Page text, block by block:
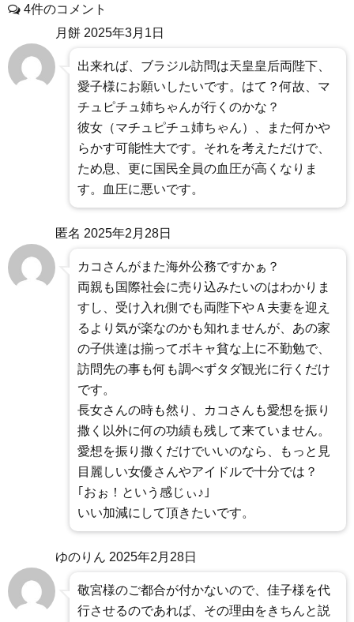
4件のコメント
月餅 2025年3月1日
出来れば、ブラジル訪問は天皇皇后両陛下、
愛子様にお願いしたいです。はて？何故、マ
チュピチュ姉ちゃんが行くのかな？
彼女（マチュピチュ姉ちゃん）、また何かや
らかす可能性大です。それを考えただけで、
ため息、更に国民全員の血圧が高くなりま
す。血圧に悪いです。
匿名 2025年2月28日
カコさんがまた海外公務ですかぁ？
両親も国際社会に売り込みたいのはわかりま
すし、受け入れ側でも両陛下やＡ夫妻を迎え
るより気が楽なのかも知れませんが、あの家
の子供達は揃ってボキャ貧な上に不勤勉で、
訪問先の事も何も調べずタダ観光に行くだけ
です。
長女さんの時も然り、カコさんも愛想を振り
撒く以外に何の功績も残して来ていません。
愛想を振り撒くだけでいいのなら、もっと見
目麗しい女優さんやアイドルで十分では？
｢おぉ！という感じぃ♪｣
いい加減にして頂きたいです。
ゆのりん 2025年2月28日
敬宮様のご都合が付かないので、佳子様を代
行させるのであれば、その理由をきちんと説